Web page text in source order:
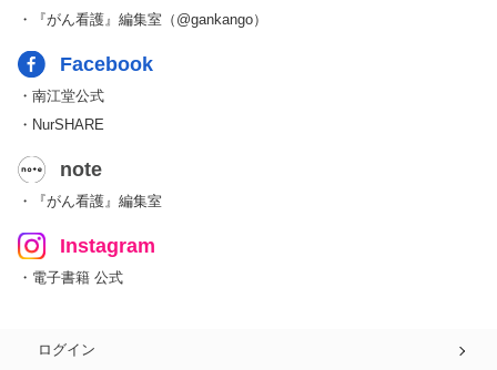
・『がん看護』編集室（@gankango）
Facebook
・南江堂公式
・NurSHARE
note
・『がん看護』編集室
Instagram
・電子書籍 公式
ログイン